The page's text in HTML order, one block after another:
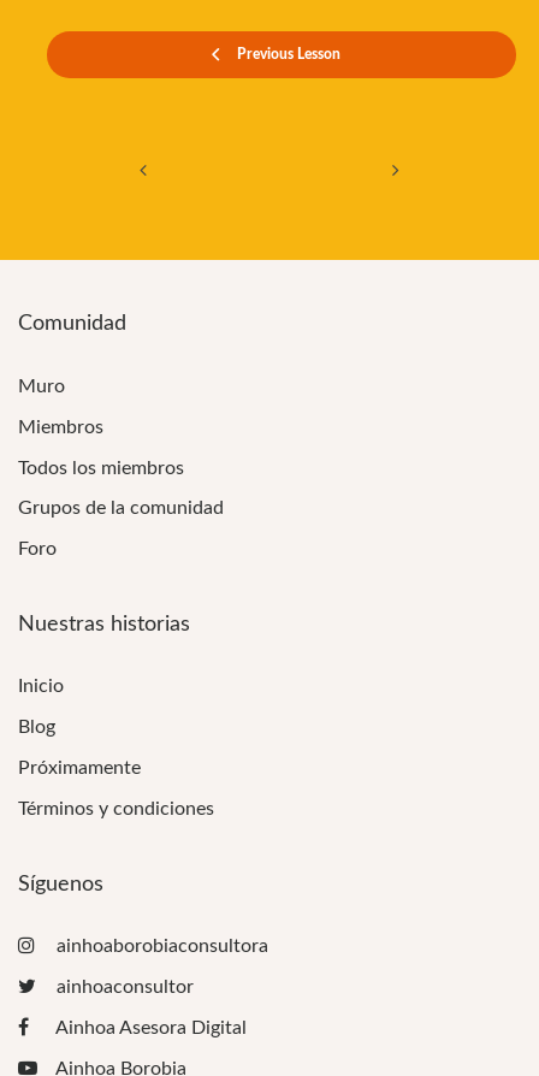
Previous Lesson
Navegación de entradas
Comunidad
Muro
Miembros
Todos los miembros
Grupos de la comunidad
Foro
Nuestras historias
Inicio
Blog
Próximamente
Términos y condiciones
Síguenos
ainhoaborobiaconsultora
ainhoaconsultor
Ainhoa Asesora Digital
Ainhoa Borobia